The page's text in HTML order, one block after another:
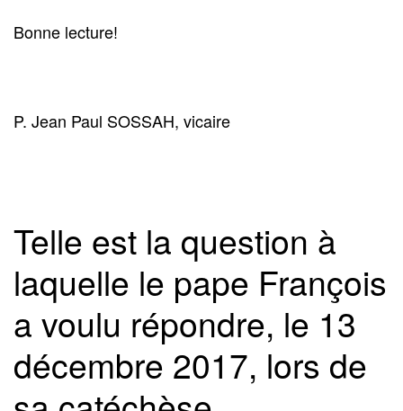
Bonne lecture!
P. Jean Paul SOSSAH, vicaire
Telle est la question à
laquelle le pape François
a voulu répondre, le 13
décembre 2017, lors de